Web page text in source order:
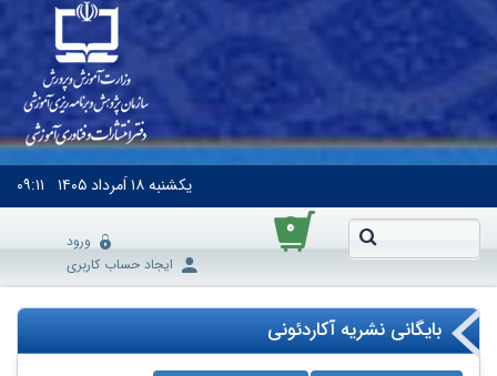
یکشنبه۱۸ اَمرداد ۱۴۰۵ ۰۹:۱۱
۰
ورود
ایجاد حساب کاربری
بایگانی نشریه آکاردئونی